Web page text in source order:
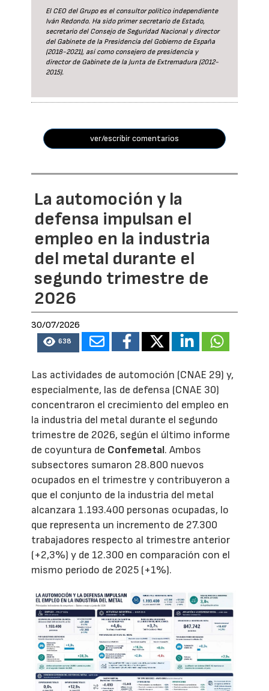
El CEO del Grupo es el consultor político independiente
Iván Redondo. Ha sido primer secretario de Estado,
secretario del Consejo de Seguridad Nacional y director
del Gabinete de la Presidencia del Gobierno de España
(2018-2021), así como consejero de presidencia y
director de Gabinete de la Junta de Extremadura (2012-
2015).
ver/escribir comentarios
La automoción y la
defensa impulsan el
empleo en la industria
del metal durante el
segundo trimestre de
2026
30/07/2026
638
Las actividades de automoción (CNAE 29) y,
especialmente, las de defensa (CNAE 30)
concentraron el crecimiento del empleo en
la industria del metal durante el segundo
trimestre de 2026, según el último informe
de coyuntura de Confemetal. Ambos
subsectores sumaron 28.800 nuevos
ocupados en el trimestre y contribuyeron a
que el conjunto de la industria del metal
alcanzara 1.193.400 personas ocupadas, lo
que representa un incremento de 27.300
trabajadores respecto al trimestre anterior
(+2,3%) y de 12.300 en comparación con el
mismo periodo de 2025 (+1%).